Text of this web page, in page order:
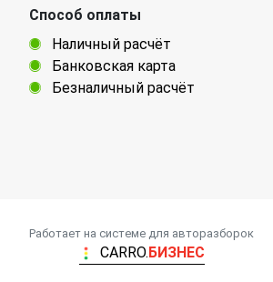
Способ оплаты
Наличный расчёт
Банковская карта
Безналичный расчёт
Работает на системе для авторазборок
CARRO.БИЗНЕС